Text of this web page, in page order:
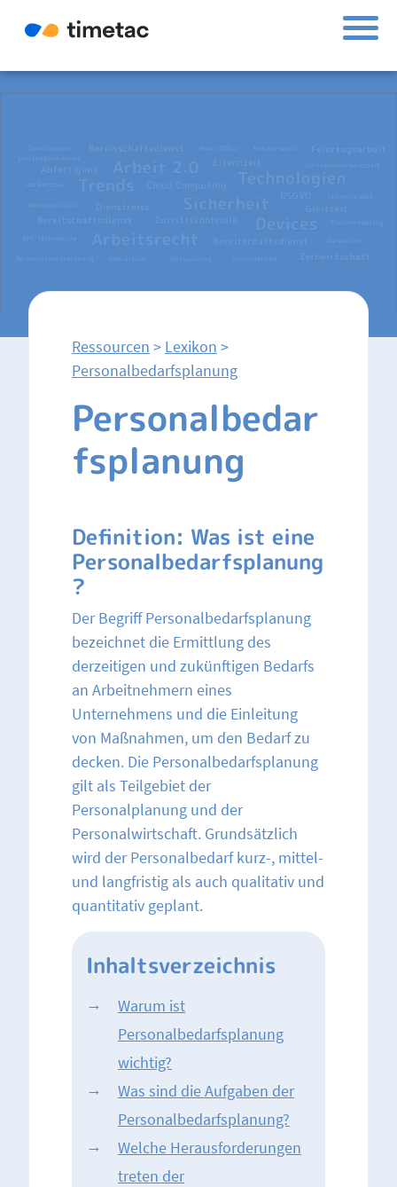
Ressourcen > Lexikon >
Personalbedarfsplanung
Personalbedar
fsplanung
Definition: Was ist eine
Personalbedarfsplanung
?
Der Begriff Personalbedarfsplanung
bezeichnet die Ermittlung des
derzeitigen und zukünftigen Bedarfs
an Arbeitnehmern eines
Unternehmens und die Einleitung
von Maßnahmen, um den Bedarf zu
decken. Die Personalbedarfsplanung
gilt als Teilgebiet der
Personalplanung und der
Personalwirtschaft. Grundsätzlich
wird der Personalbedarf kurz-, mittel-
und langfristig als auch qualitativ und
quantitativ geplant.
Inhaltsverzeichnis
Warum ist
Personalbedarfsplanung
wichtig?
Was sind die Aufgaben der
Personalbedarfsplanung?
Welche Herausforderungen
treten der